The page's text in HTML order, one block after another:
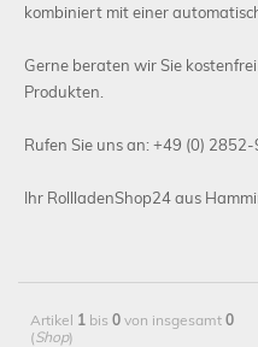
kombiniert mit einer
Gerne beraten wir Sie
Produkten.
Rufen Sie uns an: +49 (0)
Ihr RollladenShop24 aus
Artikel 1 bis 0 von insgesamt 0
(Shop)